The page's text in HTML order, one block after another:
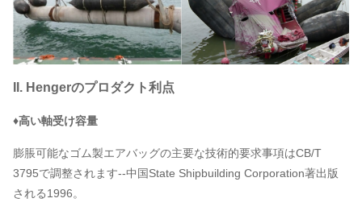
II. Hengerのプロダクト利点
♦高い軸受け容量
膨脹可能なゴム製エアバッグの主要な技術的要求事項はCB/T
3795で調整されます--中国State Shipbuilding Corporation著出版
される1996。